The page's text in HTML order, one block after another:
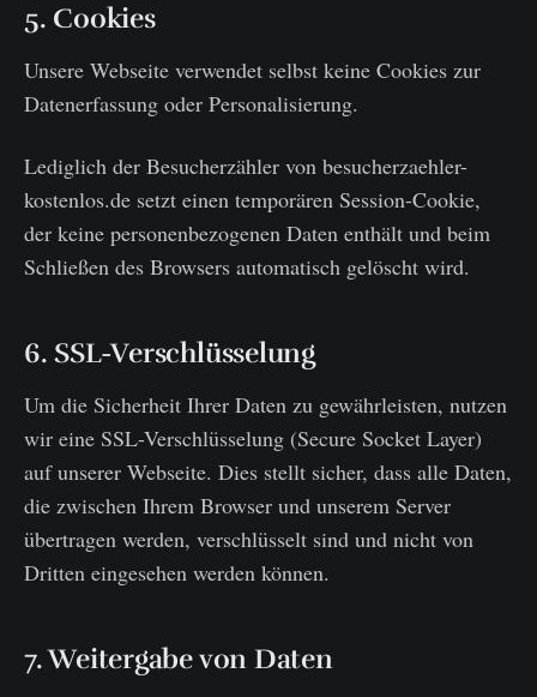
5. Cookies
Unsere Webseite verwendet selbst keine Cookies zur
Datenerfassung oder Personalisierung.
Lediglich der Besucherzähler von besucherzaehler-
kostenlos.de setzt einen temporären Session-Cookie,
der keine personenbezogenen Daten enthält und beim
Schließen des Browsers automatisch gelöscht wird.
6. SSL-Verschlüsselung
Um die Sicherheit Ihrer Daten zu gewährleisten, nutzen
wir eine SSL-Verschlüsselung (Secure Socket Layer)
auf unserer Webseite. Dies stellt sicher, dass alle Daten,
die zwischen Ihrem Browser und unserem Server
übertragen werden, verschlüsselt sind und nicht von
Dritten eingesehen werden können.
7. Weitergabe von Daten